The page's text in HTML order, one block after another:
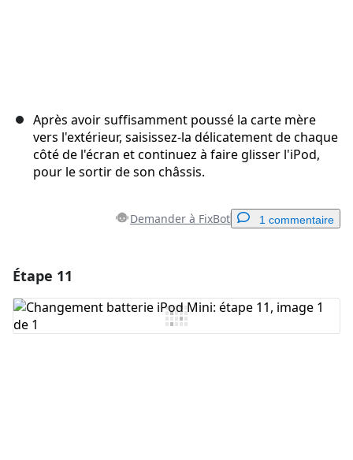
Après avoir suffisamment poussé la carte mère
vers l'extérieur, saisissez-la délicatement de chaque
côté de l'écran et continuez à faire glisser l'iPod,
pour le sortir de son châssis.
Demander à FixBot 1 commentaire
Ajouter un commentaire
Étape 11